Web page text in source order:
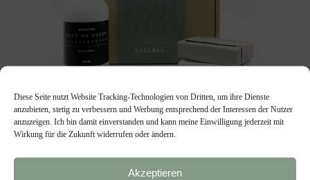
Diese Seite nutzt Website Tracking-Technologien von Dritten, um ihre Dienste
anzubieten, stetig zu verbessern und Werbung entsprechend der Interessen der Nutzer
anzuzeigen. Ich bin damit einverstanden und kann meine Einwilligung jederzeit mit
Wirkung für die Zukunft widerrufen oder ändern.
Akzeptieren
Produkte nach Wahl
GESCHENKBOX MIDI-DEUX, DUFTE